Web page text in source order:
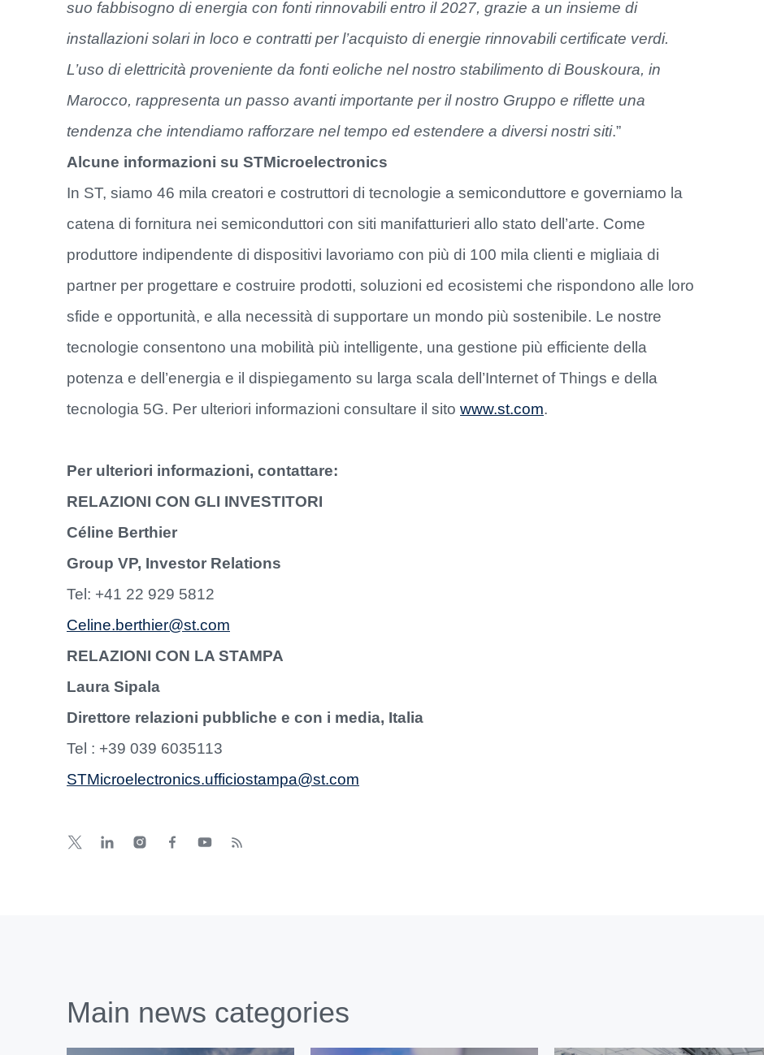
suo fabbisogno di energia con fonti rinnovabili entro il 2027, grazie a un insieme di
installazioni solari in loco e contratti per l’acquisto di energie rinnovabili certificate verdi.
L’uso di elettricità proveniente da fonti eoliche nel nostro stabilimento di Bouskoura, in
Marocco, rappresenta un passo avanti importante per il nostro Gruppo e riflette una
tendenza che intendiamo rafforzare nel tempo ed estendere a diversi nostri siti.”
Alcune informazioni su STMicroelectronics
In ST, siamo 46 mila creatori e costruttori di tecnologie a semiconduttore e governiamo la
catena di fornitura nei semiconduttori con siti manifatturieri allo stato dell’arte. Come
produttore indipendente di dispositivi lavoriamo con più di 100 mila clienti e migliaia di
partner per progettare e costruire prodotti, soluzioni ed ecosistemi che rispondono alle loro
sfide e opportunità, e alla necessità di supportare un mondo più sostenibile. Le nostre
tecnologie consentono una mobilità più intelligente, una gestione più efficiente della
potenza e dell’energia e il dispiegamento su larga scala dell’Internet of Things e della
tecnologia 5G. Per ulteriori informazioni consultare il sito www.st.com.
Per ulteriori informazioni, contattare:
RELAZIONI CON GLI INVESTITORI
Céline Berthier
Group VP, Investor Relations
Tel: +41 22 929 5812
Celine.berthier@st.com
RELAZIONI CON LA STAMPA
Laura Sipala
Direttore relazioni pubbliche e con i media, Italia
Tel : +39 039 6035113
STMicroelectronics.ufficiostampa@st.com
Main news categories